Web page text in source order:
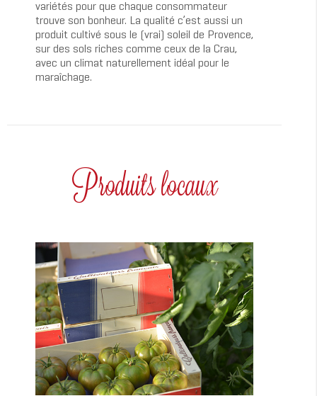
variétés pour que chaque consommateur
trouve son bonheur. La qualité c’est aussi un
produit cultivé sous le (vrai) soleil de Provence,
sur des sols riches comme ceux de la Crau,
avec un climat naturellement idéal pour le
maraîchage.
Produits locaux